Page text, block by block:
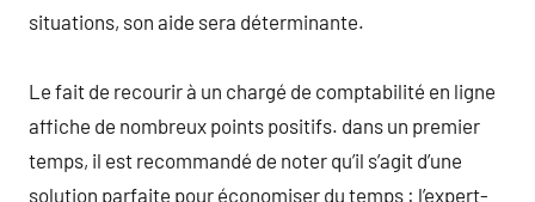
situations, son aide sera déterminante.
Le fait de recourir à un chargé de comptabilité en ligne
affiche de nombreux points positifs. dans un premier
temps, il est recommandé de noter qu’il s’agit d’une
solution parfaite pour économiser du temps : l’expert-